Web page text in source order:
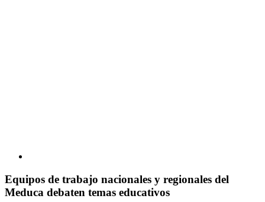
Equipos de trabajo nacionales y regionales del
Meduca debaten temas educativos